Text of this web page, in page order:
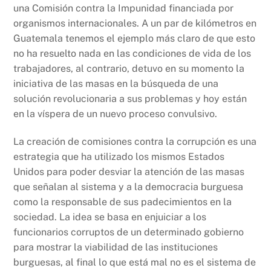
una Comisión contra la Impunidad financiada por
organismos internacionales. A un par de kilómetros en
Guatemala tenemos el ejemplo más claro de que esto
no ha resuelto nada en las condiciones de vida de los
trabajadores, al contrario, detuvo en su momento la
iniciativa de las masas en la búsqueda de una
solución revolucionaria a sus problemas y hoy están
en la víspera de un nuevo proceso convulsivo.
La creación de comisiones contra la corrupción es una
estrategia que ha utilizado los mismos Estados
Unidos para poder desviar la atención de las masas
que señalan al sistema y a la democracia burguesa
como la responsable de sus padecimientos en la
sociedad. La idea se basa en enjuiciar a los
funcionarios corruptos de un determinado gobierno
para mostrar la viabilidad de las instituciones
burguesas, al final lo que está mal no es el sistema de